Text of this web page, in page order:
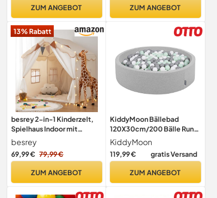
Ohne Bäll
ZUM ANGEBOT
Für Kinderzimmer -
ZUM ANGEBOT
13% Rabatt
besrey 2-in-1 Kinderzelt,
Spielhaus Indoor mit
Lichtern und weiche Matte
besrey
69,99 € 79,99 €
ZUM ANGEBOT
KiddyMoon Bällebad
120X30cm/200 Bälle Rund
Groß Bällepool Mit Bunten
Bällen Für Babys Kinder,
Hellgrau:Weiß-Grau-Mint
KiddyMoon
119,99 € gratis Versand
ZUM ANGEBOT